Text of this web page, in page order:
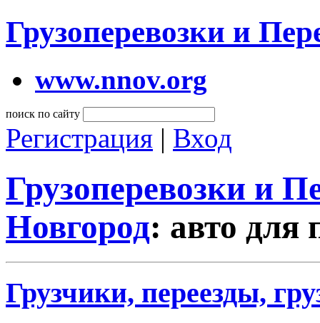
Грузоперевозки и
www.nnov.org
поиск по сайту
Регистрация | Вход
Грузоперевозки и
Новгород: авто для
Грузчики, переезды,